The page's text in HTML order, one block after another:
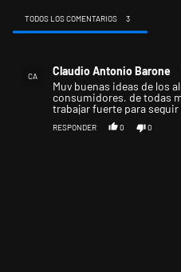
TODOS LOS COMENTARIOS 3
CA Claudio Antonio Barone
Muy buenas ideas de los
consumidores, de todas
trabajar fuerte para
RESPONDER 0 0